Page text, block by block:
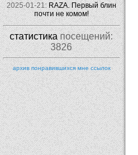
2025-01-21:RAZA. Первый блин
почти не комом!
статистикапосещений:
3826
архив понравившихся мне ссылок